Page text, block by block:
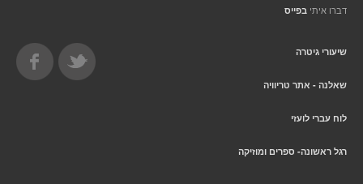
דברו איתי בפייס
שיעורי גיטרה
שאלנה - אתר טריוויה
לוח עברי לועזי
רגל ראשונה- ספרים ומוזיקה